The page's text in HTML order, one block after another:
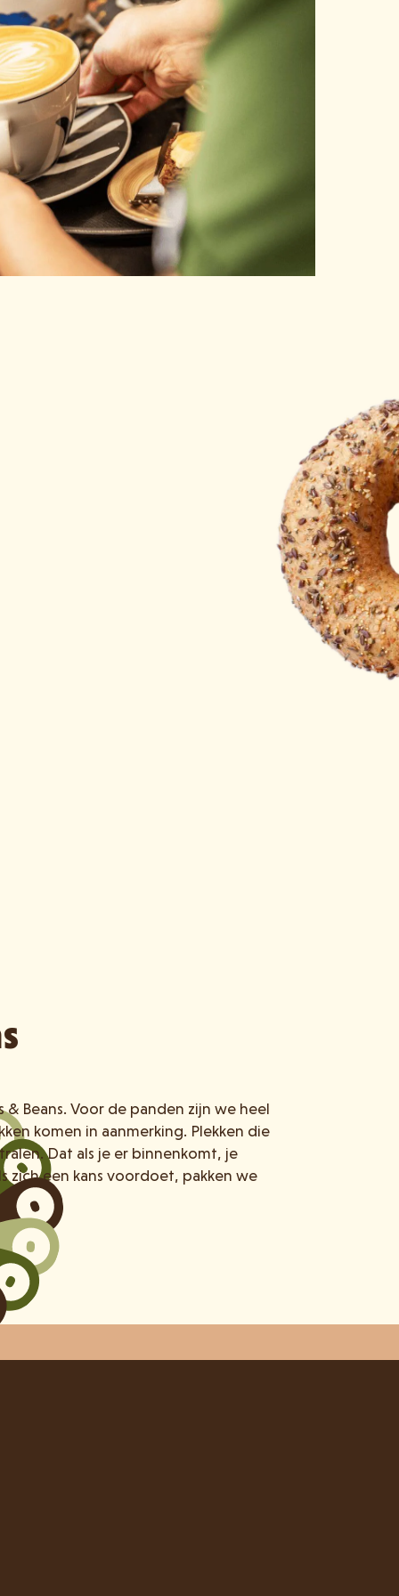
& Beans. Voor de panden zijn we heel
komen in aanmerking. Plekken die
Dat als je er binnenkomt, je
zich een kans voordoet, pakken we